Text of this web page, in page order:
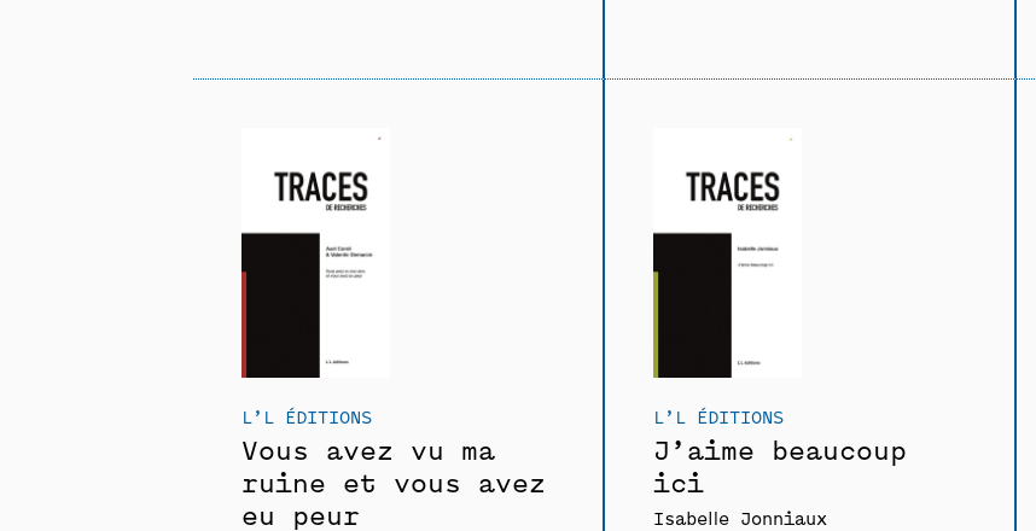
L’L ÉDITIONS
Vous avez vu ma
ruine et vous avez
eu peur
L’L ÉDITIONS
J’aime beaucoup
ici
Isabelle Jonniaux